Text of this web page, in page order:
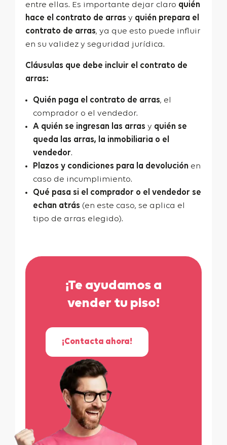
entre ellas. Es importante dejar claro quién
hace el contrato de arras y quién prepara el
contrato de arras, ya que esto puede influir
en su validez y seguridad jurídica.
Cláusulas que debe incluir el contrato de
arras:
Quién paga el contrato de arras, el
comprador o el vendedor.
A quién se ingresan las arras y quién se
queda las arras, la inmobiliaria o el
vendedor.
Plazos y condiciones para la devolución en
caso de incumplimiento.
Qué pasa si el comprador o el vendedor se
echan atrás (en este caso, se aplica el
tipo de arras elegido).
¡Te ayudamos a
vender tu piso!
¡Contacta ahora!